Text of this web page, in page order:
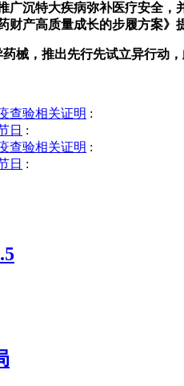
沉特大疾病弥补医疗安全，
财产高质量成长的步履方案》
，推出先行先试立异行动，
查验相关证明 :
日 :
查验相关证明 :
日 :